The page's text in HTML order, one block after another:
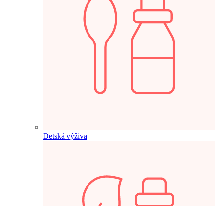
Detská výživa